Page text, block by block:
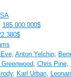
185.000.000$
, Anton Yelchin,
, Chris Pine,
, Karl Urban,